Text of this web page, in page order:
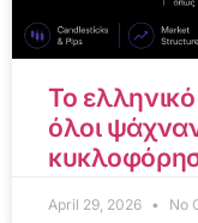
Το
όλοι
April 29, 2026 No